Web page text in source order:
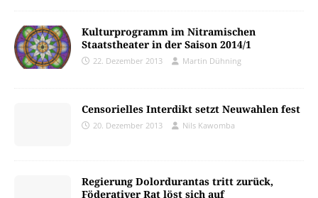
Kulturprogramm im Nitramischen
Staatstheater in der Saison 2014/1
22. Dezember 2013 Martin Dühning
Censorielles Interdikt setzt Neuwahlen fest
20. Dezember 2013 Nils Kawomba
Regierung Dolordurantas tritt zurück,
Föderativer Rat löst sich auf